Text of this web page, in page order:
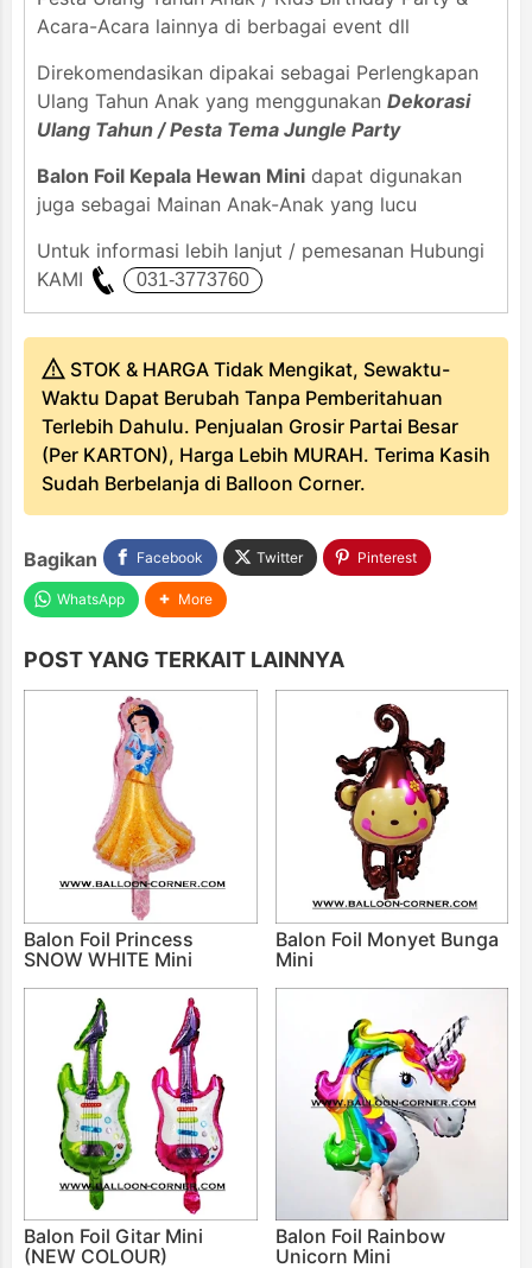
Acara-Acara lainnya di berbagai event dll
Direkomendasikan dipakai sebagai Perlengkapan
Ulang Tahun Anak yang menggunakan Dekorasi
Ulang Tahun / Pesta Tema Jungle Party
Balon Foil Kepala Hewan Mini dapat digunakan
juga sebagai Mainan Anak-Anak yang lucu
Untuk informasi lebih lanjut / pemesanan Hubungi
KAMI
STOK & HARGA Tidak Mengikat, Sewaktu-
Waktu Dapat Berubah Tanpa Pemberitahuan
Terlebih Dahulu. Penjualan Grosir Partai Besar
(Per KARTON), Harga Lebih MURAH. Terima Kasih
Sudah Berbelanja di Balloon Corner.
Bagikan Facebook Twitter Pinterest
WhatsApp More
POST YANG TERKAIT LAINNYA
Balon Foil Princess
SNOW WHITE Mini
Balon Foil Monyet Bunga
Mini
Balon Foil Gitar Mini
(NEW COLOUR)
Balon Foil Rainbow
Unicorn Mini